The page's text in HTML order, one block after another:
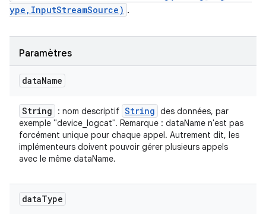
ype,InputStreamSource) .
Paramètres
dataName
String : nom descriptif String des données, par
exemple "device_logcat". Remarque : dataName n'est pas
forcément unique pour chaque appel. Autrement dit, les
implémenteurs doivent pouvoir gérer plusieurs appels
avec le même dataName.
dataType